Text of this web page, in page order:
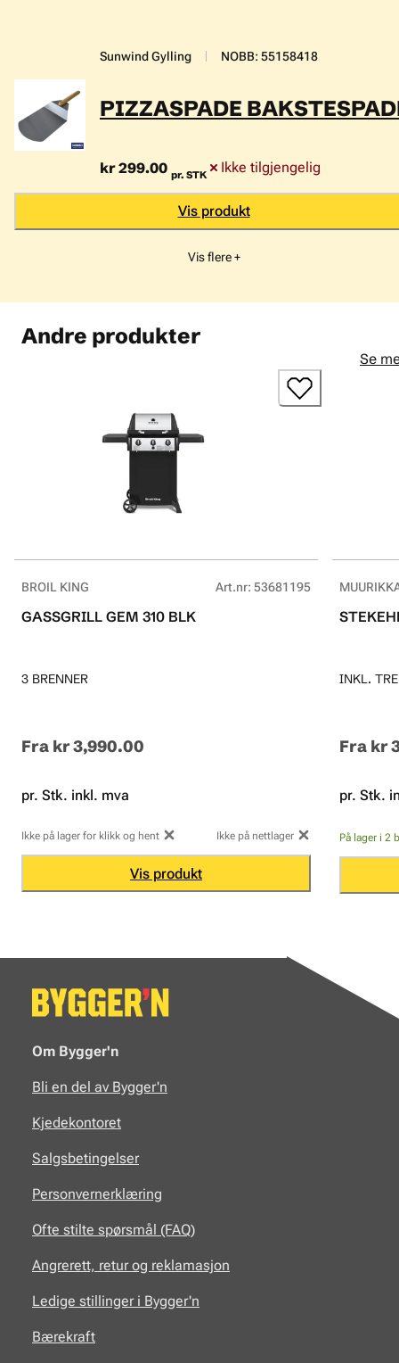
Ta ekstra godt vare på grillen - kle henne i grilltrekket
Sunwind Gylling NOBB: 55158418
PIZZASPADE
kr 299.00 pr. STK Ikke tilgjengelig
Vis produkt
Vis flere +
Andre produkter
Se
BROIL KING Art.nr: 53681195
GASSGRILL GEM 310 BLK
3 BRENNER
Fra kr 3,990.00
pr. Stk. inkl. mva
Ikke på lager for klikk og hent Ikke på nettlager
Vis produkt
INKL.
Fra kr
pr. Stk.
På lager i 2
Om Bygger'n
Bli en del av Bygger'n
Kjedekontoret
Salgsbetingelser
Personvernerklæring
Ofte stilte spørsmål (FAQ)
Angrerett, retur og reklamasjon
Ledige stillinger i Bygger'n
Bærekraft